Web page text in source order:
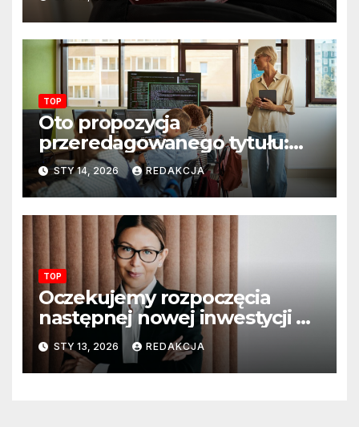
TOP
Oto propozycja
przeredagowanego tytułu:
Resort edukacji szkoli
nauczycieli z wykorzystania
sztucznej inteligencji. AI
pojawi się na zajęciach
szkolnych
STY 14, 2026 REDAKCJA
TOP
Oczekujemy rozpoczęcia
następnej nowej inwestycji w
ciągu najbliższego półrocza
STY 13, 2026 REDAKCJA